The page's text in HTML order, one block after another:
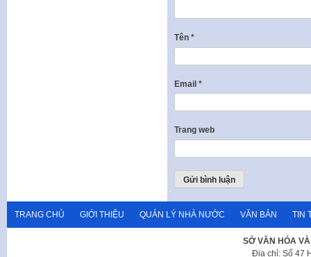
Tên *
Email *
Trang web
TRANG CHỦ GIỚI THIỆU QUẢN LÝ NHÀ NƯỚC VĂN BẢN TIN
SỞ VĂN HÓA
Địa chỉ: Số 47